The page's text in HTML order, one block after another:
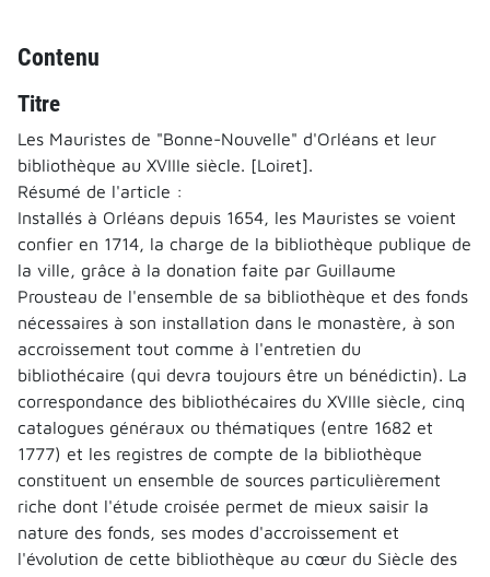
Contenu
Titre
Les Mauristes de "Bonne-Nouvelle" d'Orléans et leur
bibliothèque au XVIIIe siècle. [Loiret].
Résumé de l'article :
Installés à Orléans depuis 1654, les Mauristes se voient
confier en 1714, la charge de la bibliothèque publique de
la ville, grâce à la donation faite par Guillaume
Prousteau de l'ensemble de sa bibliothèque et des fonds
nécessaires à son installation dans le monastère, à son
accroissement tout comme à l'entretien du
bibliothécaire (qui devra toujours être un bénédictin). La
correspondance des bibliothécaires du XVIIIe siècle, cinq
catalogues généraux ou thématiques (entre 1682 et
1777) et les registres de compte de la bibliothèque
constituent un ensemble de sources particulièrement
riche dont l'étude croisée permet de mieux saisir la
nature des fonds, ses modes d'accroissement et
l'évolution de cette bibliothèque au cœur du Siècle des